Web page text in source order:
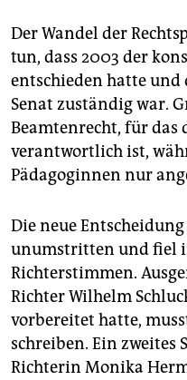
Der Wandel der
tun, dass 2003 der
entschieden hatte und
Senat zuständig war.
Beamtenrecht, für das
verantwortlich ist,
Pädagoginnen nur
Die neue
unumstritten und fiel
Richterstimmen.
Richter Wilhelm
vorbereitet hatte,
schreiben. Ein zweites
Richterin Monika